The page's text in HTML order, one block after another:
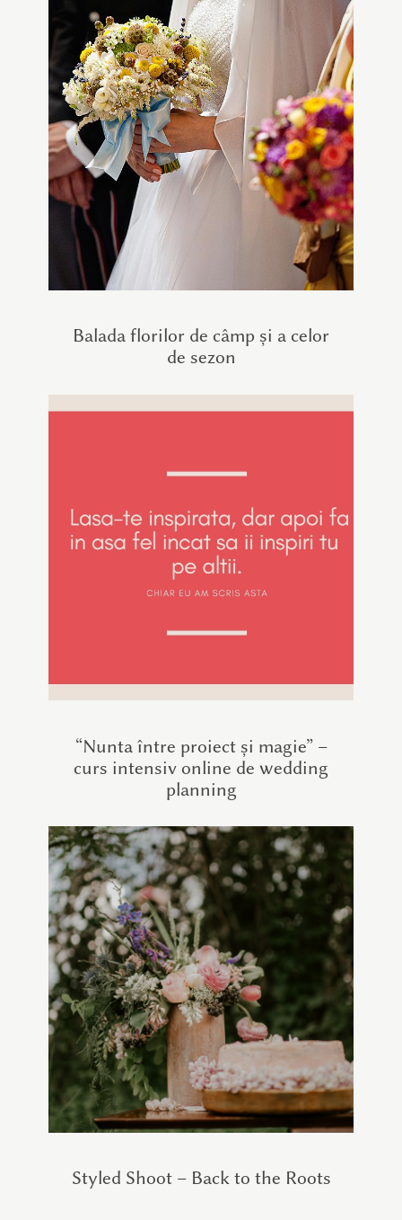
Balada florilor de câmp și a celor
de sezon
“Nunta între proiect și magie” –
curs intensiv online de wedding
planning
Styled Shoot – Back to the Roots